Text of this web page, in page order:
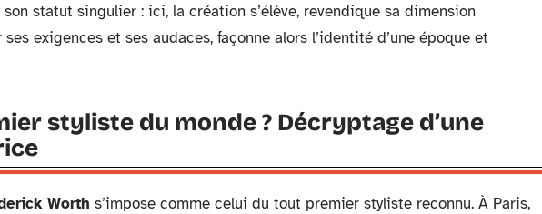
son statut singulier : ici, la création s’élève, revendique sa dimension
exigences et ses audaces, façonne alors l’identité d’une époque et
styliste du monde ? Décryptage d’une
Worth s’impose comme celui du tout premier styliste reconnu. À Paris,